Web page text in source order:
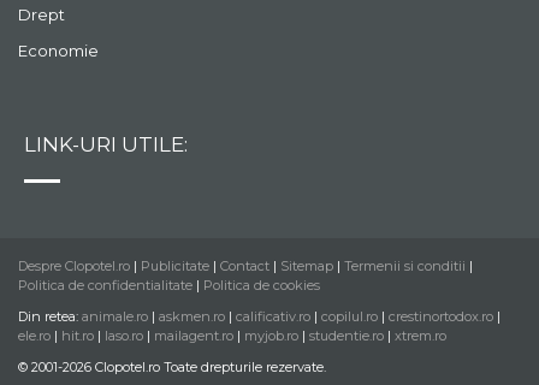
Drept
Economie
LINK-URI UTILE:
Despre Clopotel.ro | Publicitate | Contact | Sitemap | Termenii si conditii |
Politica de confidentialitate | Politica de cookies
Din retea: animale.ro | askmen.ro | calificativ.ro | copilul.ro | crestinortodox.ro |
ele.ro | hit.ro | laso.ro | mailagent.ro | myjob.ro | studentie.ro | xtrem.ro
© 2001-2026 Clopotel.ro Toate drepturile rezervate.